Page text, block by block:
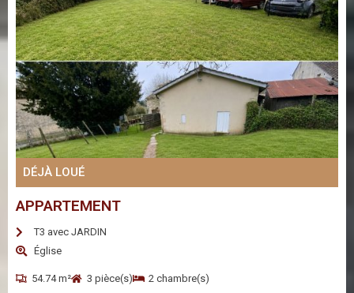
DÉJÀ LOUÉ
APPARTEMENT
T3 avec JARDIN
Église
54.74 m² 3 pièce(s) 2 chambre(s)